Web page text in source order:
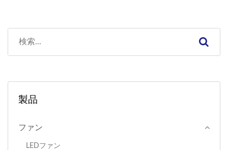
製品
ファン
LEDファン